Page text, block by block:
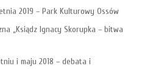
2019 – Park Kulturowy Ossów
„Ksiądz Ignacy Skorupka – bitwa
i maju 2018 – debata i